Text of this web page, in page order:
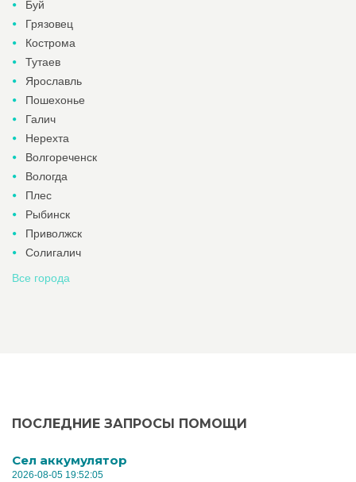
Буй
Грязовец
Кострома
Тутаев
Ярославль
Пошехонье
Галич
Нерехта
Волгореченск
Вологда
Плес
Рыбинск
Приволжск
Солигалич
Все города
ПОСЛЕДНИЕ ЗАПРОСЫ ПОМОЩИ
Cел аккумулятор
2026-08-05 19:52:05